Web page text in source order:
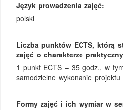
Język prowadzenia zajęć:
polski
Liczba punktów ECTS, którą
zajęć o charakterze
1 punkt ECTS – 35 godz., w
samodzielne wykonanie
Formy zajęć i ich wymiar w